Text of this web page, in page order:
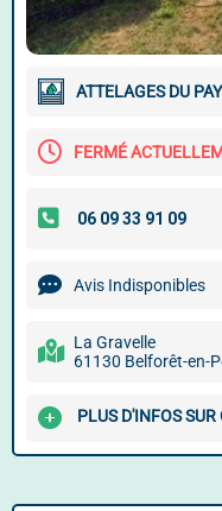
ATTELAGES DU
FERMÉ
Avis Indisponibles
La Gravelle
61130 Belforêt-en-
PLUS D'INFOS SUR